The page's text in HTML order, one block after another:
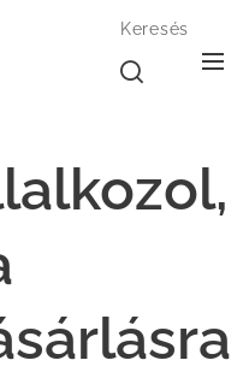
Keresés